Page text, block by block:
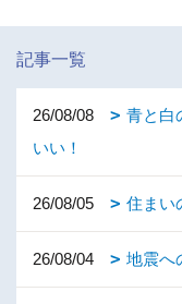
記事一覧
26/08/08
青と白
いい！
26/08/05 住まい
26/08/04 地震へ